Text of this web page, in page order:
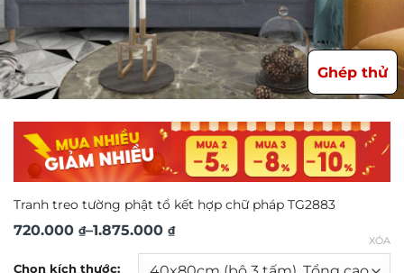
Ghép thử
Tranh treo tường phật tổ kết hợp chữ pháp TG2883
720.000 ₫–1.875.000 ₫
Khoảng
Chọn kích thước:
XÓA